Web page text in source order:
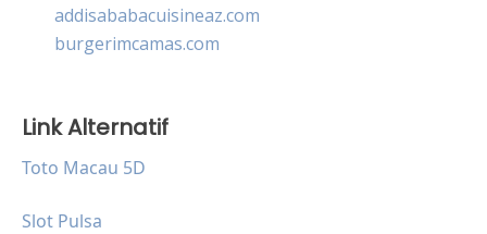
addisababacuisineaz.com
burgerimcamas.com
Link Alternatif
Toto Macau 5D
Slot Pulsa